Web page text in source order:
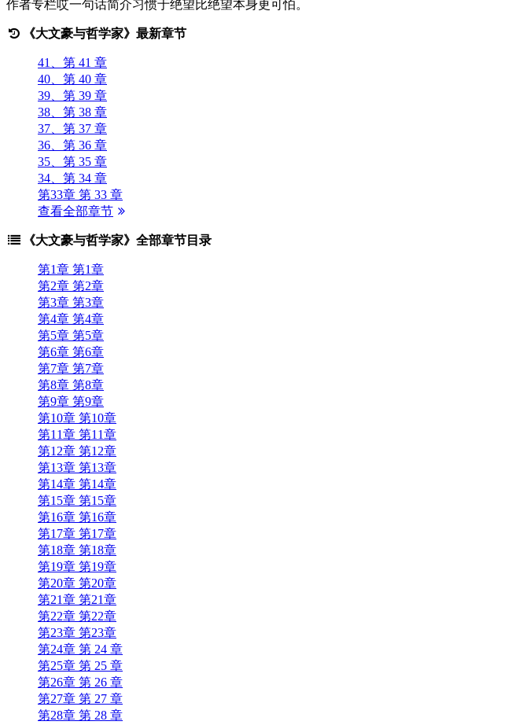
作者专栏哎一句话简介习惯于绝望比绝望本身更可怕。
《大文豪与哲学家》最新章节
41、第 41 章
40、第 40 章
39、第 39 章
38、第 38 章
37、第 37 章
36、第 36 章
35、第 35 章
34、第 34 章
第33章 第 33 章
查看全部章节
《大文豪与哲学家》全部章节目录
第1章 第1章
第2章 第2章
第3章 第3章
第4章 第4章
第5章 第5章
第6章 第6章
第7章 第7章
第8章 第8章
第9章 第9章
第10章 第10章
第11章 第11章
第12章 第12章
第13章 第13章
第14章 第14章
第15章 第15章
第16章 第16章
第17章 第17章
第18章 第18章
第19章 第19章
第20章 第20章
第21章 第21章
第22章 第22章
第23章 第23章
第24章 第 24 章
第25章 第 25 章
第26章 第 26 章
第27章 第 27 章
第28章 第 28 章